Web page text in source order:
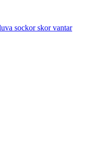
sockor skor vantar